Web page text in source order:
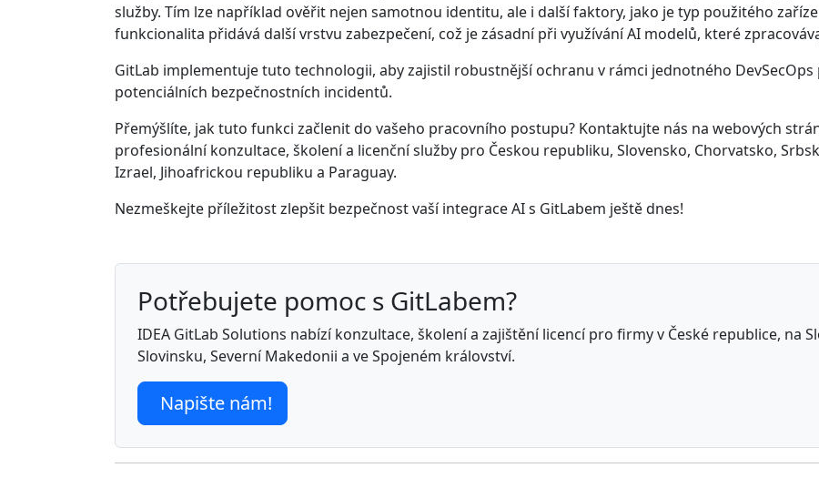
služby. Tím lze například ověřit nejen samotnou identitu, ale i další faktory, jako je typ použitého
funkcionalita přidává další vrstvu zabezpečení, což je zásadní při využívání AI modelů, které
GitLab implementuje tuto technologii, aby zajistil robustnější ochranu v rámci jednotného
potenciálních bezpečnostních incidentů.
Přemýšlíte, jak tuto funkci začlenit do vašeho pracovního postupu? Kontaktujte nás na webových
profesionální konzultace, školení a licenční služby pro Českou republiku, Slovensko, Chorvatsko,
Izrael, Jihoafrickou republiku a Paraguay.
Nezmeškejte příležitost zlepšit bezpečnost vaší integrace AI s GitLabem ještě dnes!
Potřebujete pomoc s GitLabem?
IDEA GitLab Solutions nabízí konzultace, školení a zajištění licencí pro firmy v České republice, na
Slovinsku, Severní Makedonii a ve Spojeném království.
Napište nám!